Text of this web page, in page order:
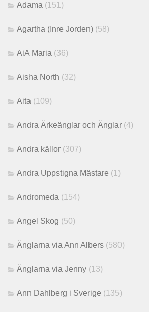
Adama (151)
Agartha (Inre Jorden) (58)
AiA Maria (36)
Aisha North (32)
Aita (109)
Andra Ärkeänglar och Änglar (4)
Andra källor (307)
Andra Uppstigna Mästare (1)
Andromeda (154)
Angel Skog (50)
Änglarna via Ann Albers (580)
Änglarna via Jenny (13)
Ann Dahlberg i Sverige (135)